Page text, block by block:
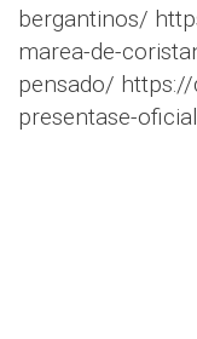
bergantinos/
marea-de-
pensado/
presentase-